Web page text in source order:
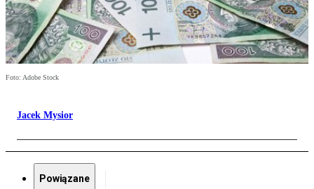
Foto: Adobe Stock
Jacek Mysior
Powiązane